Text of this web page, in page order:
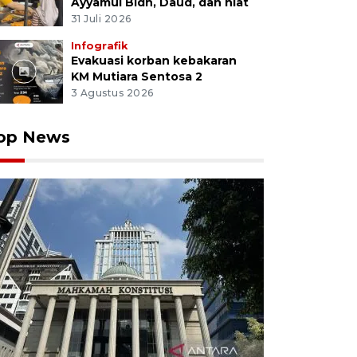
31 Juli 2026
Infografik
Evakuasi korban kebakaran
KM Mutiara Sentosa 2
3 Agustus 2026
News